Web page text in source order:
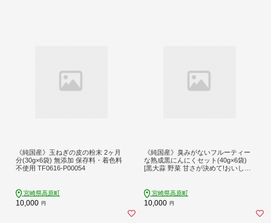
《純国産》玉ねぎの皮の粉末 2ヶ月
分(30g×6袋) 無添加 保存料・着色料
不使用 TF0616-P00054
宮崎県高原町
10,000 円
《純国産》臭みがないフルーティー
な熟成黒にんにくセット(40g×6袋)
[黒大蒜 野菜 甘さが決めて!おいしさ
宮崎県高原町
10,000 円